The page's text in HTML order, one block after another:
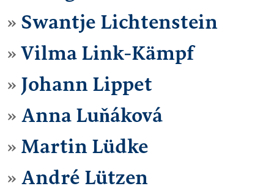
Swantje Lichtenstein
Vilma Link-Kämpf
Johann Lippet
Anna Luňáková
Martin Lüdke
André Lützen